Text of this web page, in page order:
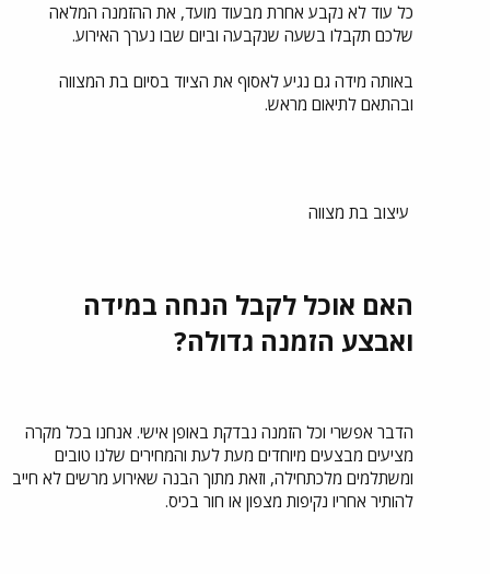
כל עוד לא נקבע אחרת מבעוד מועד, את ההזמנה המלאה
שלכם תקבלו בשעה שנקבעה וביום שבו נערך האירוע.
באותה מידה גם נגיע לאסוף את הציוד בסיום בת המצווה
ובהתאם לתיאום מראש.
עיצוב בת מצווה
האם אוכל לקבל הנחה במידה
ואבצע הזמנה גדולה?
הדבר אפשרי וכל הזמנה נבדקת באופן אישי. אנחנו בכל מקרה
מציעים מבצעים מיוחדים מעת לעת והמחירים שלנו טובים
ומשתלמים מלכתחילה, וזאת מתוך הבנה שאירוע מרשים לא חייב
להותיר אחריו נקיפות מצפון או חור בכיס.